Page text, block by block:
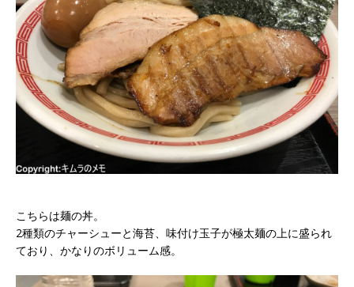
こちらは麺の丼。
2種類のチャーシューと海苔、味付け玉子が極太麺の上に盛られ
ており、かなりのボリューム感。